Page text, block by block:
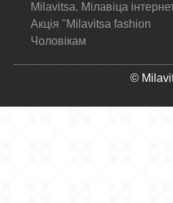
Milavitsa. Мілавіца
Акція "Milavitsa fashion
Чоловікам
©